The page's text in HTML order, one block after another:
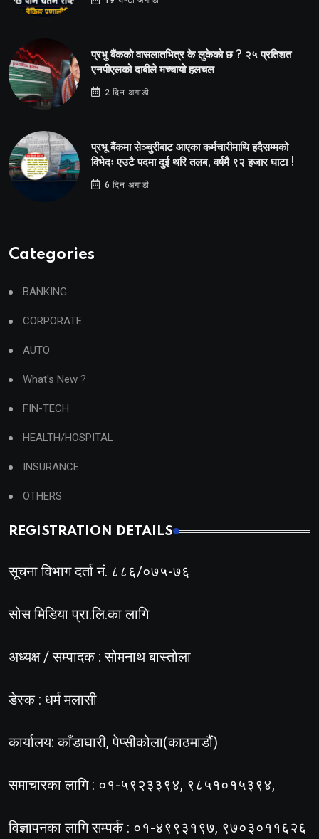
प्रभु बैंकको वासलातभित्र के लुकेको छ ? २५ प्रतिशत
एनपीएलको दाबीले मच्चायो हलचल
2 दिन अगाडी
प्रभू बैंकमा सेञ्चुरीबाट आएका कर्मचारीमाथि हदैसम्मको
विभेदः एउटै पदमा दुई थरि तलब, वर्षमै ९२ हजार घाटा !
6 दिन अगाडी
Categories
BANKING
CORPORATE
AUTO
What's New ?
FIN-TECH
HEALTH/HOSPITAL
INSURANCE
OTHERS
REGISTRATION DETAILS
सूचना विभाग दर्ता नं. ८८६/०७५-७६
सोस मिडिया प्रा.लि.का लागि
अध्यक्ष / सम्पादक : सोमनाथ बास्तोला
डेस्क : धर्म मलासी
कार्यालय: काँडाघारी, पेप्सीकोला(काठमाडौं)
समाचारका लागि : ०१-५९२३३९४, ९८५१०१५३९४,
विज्ञापनका लागि सम्पर्क : ०१-४९९३१९७, ९७०३०११६२६